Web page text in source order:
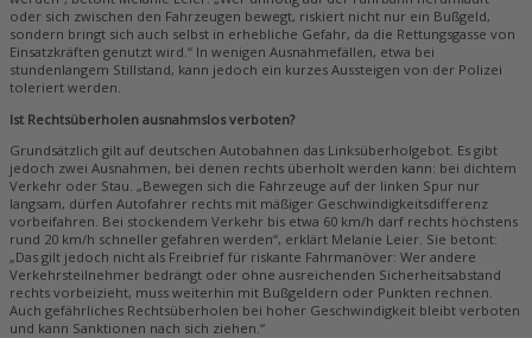
oder sich zwischen den Fahrzeugen bewegt, riskiert nicht nur ein Bußgeld,
sondern bringt sich auch selbst in erhebliche Gefahr, da die Rettungsgasse von
Einsatzkräften genutzt wird.“ In wenigen Ausnahmefällen, etwa bei
stundenlangem Stillstand, kann jedoch ein kurzes Aussteigen von der Polizei
toleriert werden.
Ist Rechtsüberholen ausnahmslos verboten?
Grundsätzlich gilt auf deutschen Autobahnen das Linksüberholgebot. Es gibt
jedoch zwei Ausnahmen, bei denen rechts überholt werden kann: bei dichtem
Verkehr oder Stau. „Bewegen sich die Fahrzeuge auf der linken Spur nur
langsam, dürfen Autofahrer rechts mit mäßiger Geschwindigkeitsdifferenz
vorbeifahren. Bei stockendem Verkehr bis etwa 60 km/h darf rechts höchstens
rund 20 km/h schneller gefahren werden“, erklärt Melanie Leier. Sie betont:
„Das gilt jedoch nicht als Freibrief für riskante Fahrmanöver: Wer andere
Verkehrsteilnehmer bedrängt oder ohne ausreichenden Sicherheitsabstand
rechts vorbeizieht, muss weiterhin mit Bußgeldern oder Punkten rechnen.
Auch gefährliches Rechtsüberholen bei hoher Geschwindigkeit bleibt verboten
und kann Sanktionen nach sich ziehen.“